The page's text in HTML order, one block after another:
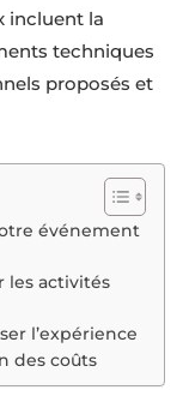
incluent la
techniques
proposés et
événement
les activités
l’expérience
des coûts